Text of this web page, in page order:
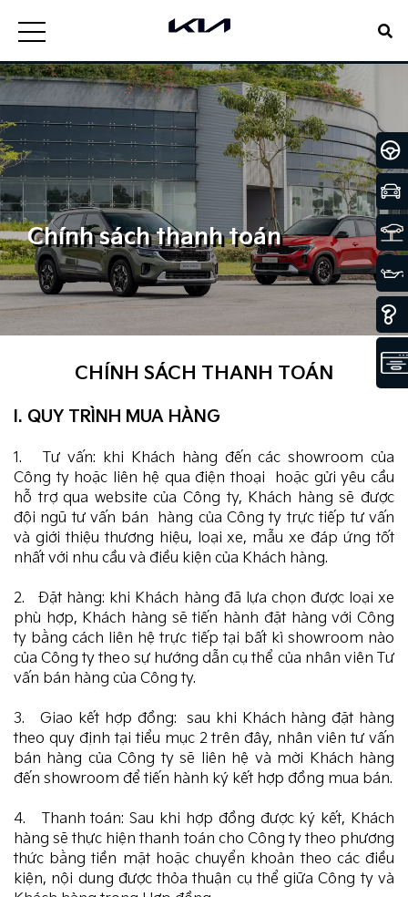
Chính sách thanh toán
CHÍNH SÁCH THANH TOÁN
I. QUY TRÌNH MUA HÀNG
1. Tư vấn: khi Khách hàng đến các showroom của
Công ty hoặc liên hệ qua điện thoại hoặc gửi yêu cầu
hỗ trợ qua website của Công ty, Khách hàng sẽ được
đội ngũ tư vấn bán hàng của Công ty trực tiếp tư vấn
và giới thiệu thương hiệu, loại xe, mẫu xe đáp ứng tốt
nhất với nhu cầu và điều kiện của Khách hàng.
2. Đặt hàng: khi Khách hàng đã lựa chọn được loại xe
phù hợp, Khách hàng sẽ tiến hành đặt hàng với Công
ty bằng cách liên hệ trực tiếp tại bất kì showroom nào
của Công ty theo sự hướng dẫn cụ thể của nhân viên Tư
vấn bán hàng của Công ty.
3. Giao kết hợp đồng: sau khi Khách hàng đặt hàng
theo quy định tại tiểu mục 2 trên đây, nhân viên tư vấn
bán hàng của Công ty sẽ liên hệ và mời Khách hàng
đến showroom để tiến hành ký kết hợp đồng mua bán.
4. Thanh toán: Sau khi hợp đồng được ký kết, Khách
hàng sẽ thực hiện thanh toán cho Công ty theo phương
thức bằng tiền mặt hoặc chuyển khoản theo các điều
kiện, nội dung được thỏa thuận cụ thể giữa Công ty và